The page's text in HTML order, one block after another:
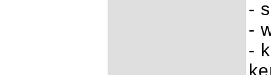
-
-
-